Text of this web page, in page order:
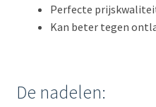
Perfecte
Kan beter tegen
De nadelen: